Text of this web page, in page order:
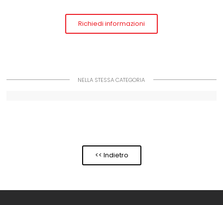
Richiedi informazioni
NELLA STESSA CATEGORIA
<< Indietro